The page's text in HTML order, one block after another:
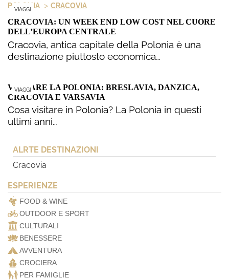
VIAGGI
POLONIA > CRACOVIA
CRACOVIA: UN WEEK END LOW COST NEL CUORE
DELL’EUROPA CENTRALE
Cracovia, antica capitale della Polonia è una
destinazione piuttosto economica…
VIAGGI
VISITARE LA POLONIA: BRESLAVIA, DANZICA,
CRACOVIA E VARSAVIA
Cosa visitare in Polonia? La Polonia in questi
ultimi anni…
ALRTE DESTINAZIONI
Cracovia
ESPERIENZE
FOOD & WINE
OUTDOOR E SPORT
CULTURALI
BENESSERE
AVVENTURA
CROCIERA
PER FAMIGLIE